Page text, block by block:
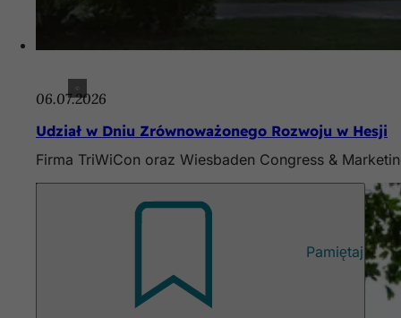
06.07.2026
Udział w Dniu Zrównoważonego Rozwoju w Hesji
Firma TriWiCon oraz Wiesbaden Congress &
Pamiętaj